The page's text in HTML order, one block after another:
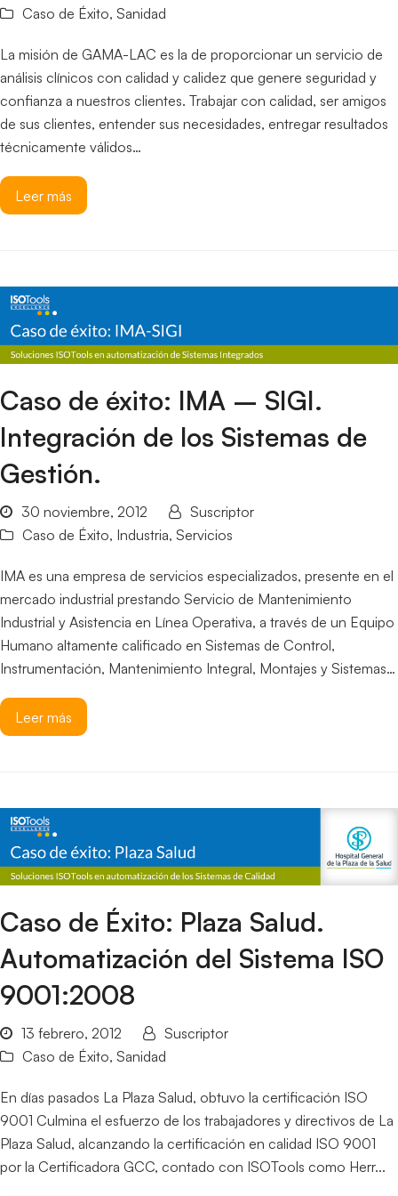
Caso de Éxito, Sanidad
La misión de GAMA-LAC es la de proporcionar un servicio de
análisis clínicos con calidad y calidez que genere seguridad y
confianza a nuestros clientes. Trabajar con calidad, ser amigos
de sus clientes, entender sus necesidades, entregar resultados
técnicamente válidos…
Leer más
Caso de éxito: IMA – SIGI.
Integración de los Sistemas de
Gestión.
30 noviembre, 2012
Suscriptor
Caso de Éxito, Industria, Servicios
IMA es una empresa de servicios especializados, presente en el
mercado industrial prestando Servicio de Mantenimiento
Industrial y Asistencia en Línea Operativa, a través de un Equipo
Humano altamente calificado en Sistemas de Control,
Instrumentación, Mantenimiento Integral, Montajes y Sistemas…
Leer más
Caso de Éxito: Plaza Salud.
Automatización del Sistema ISO
9001:2008
13 febrero, 2012
Suscriptor
Caso de Éxito, Sanidad
En días pasados La Plaza Salud, obtuvo la certificación ISO
9001 Culmina el esfuerzo de los trabajadores y directivos de La
Plaza Salud, alcanzando la certificación en calidad ISO 9001
por la Certificadora GCC, contado con ISOTools como Herr...